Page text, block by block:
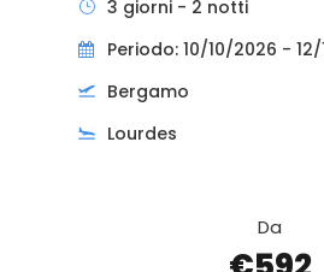
3 giorni - 2 notti
Periodo: 10/10/2026 -
Bergamo
Lourdes
Da